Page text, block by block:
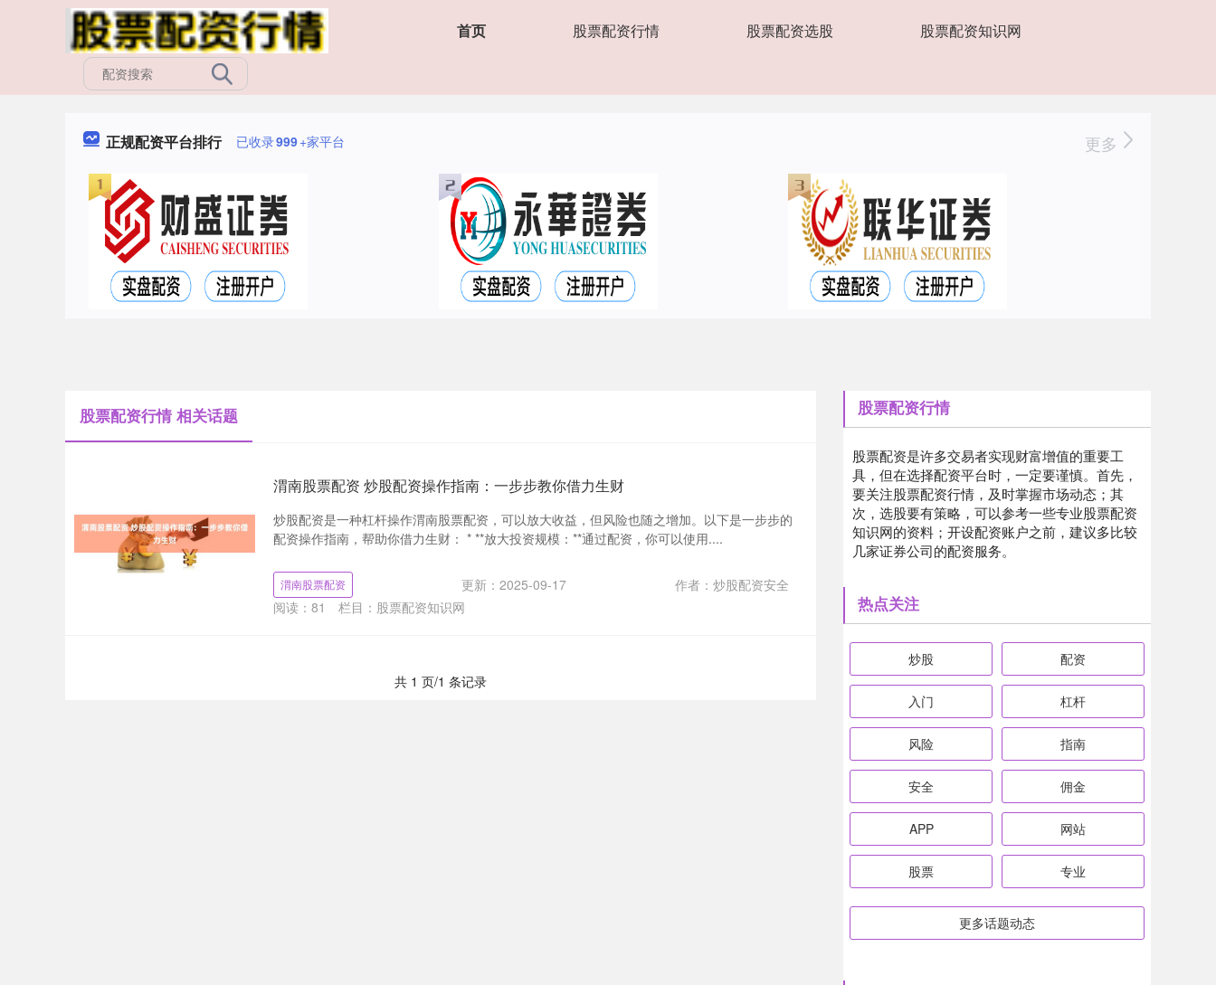
首页 股票配资行情 股票配资选股 股票配资知识网
正规配资平台排行 已收录999+家平台 更多
股票配资行情 相关话题
渭南股票配资 炒股配资操作指南：一步步教你借力生财
炒股配资是一种杠杆操作渭南股票配资，可以放大收益，但风险也随之增加。以下是一步步的
配资操作指南，帮助你借力生财： * **放大投资规模：**通过配资，你可以使用....
渭南股票配资 更新：2025-09-17
作者：炒股配资安全
阅读： 81 栏目： 股票配资知识网
共 1 页/1 条记录
股票配资行情
股票配资是许多交易者实现财富增值的重要工
具，但在选择配资平台时，一定要谨慎。首先，
要关注股票配资行情，及时掌握市场动态；其
次，选股要有策略，可以参考一些专业股票配资
知识网的资料；开设配资账户之前，建议多比较
几家证券公司的配资服务。
热点关注
炒股 配资
入门 杠杆
风险 指南
安全 佣金
APP 网站
股票 专业
更多话题动态